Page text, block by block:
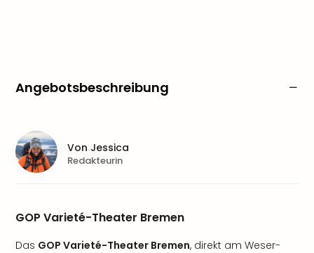
Angebotsbeschreibung
GOP Varieté-Theater Bremen
Das GOP Varieté-Theater Bremen, direkt am Weser-
Von Jessica
Redakteurin